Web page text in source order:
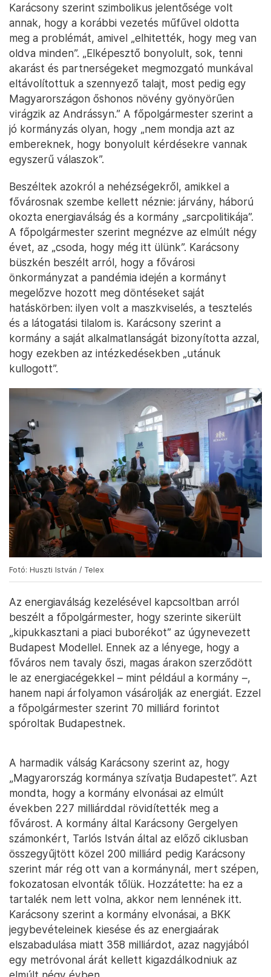
Karácsony szerint szimbolikus jelentősége volt
annak, hogy a korábbi vezetés műfűvel oldotta
meg a problémát, amivel „elhitették, hogy meg van
oldva minden”. „Elképesztő bonyolult, sok, tenni
akarást és partnerségeket megmozgató munkával
eltávolítottuk a szennyező talajt, most pedig egy
Magyarországon őshonos növény gyönyörűen
virágzik az Andrássyn.” A főpolgármester szerint a
jó kormányzás olyan, hogy „nem mondja azt az
embereknek, hogy bonyolult kérdésekre vannak
egyszerű válaszok”.
Beszéltek azokról a nehézségekről, amikkel a
fővárosnak szembe kellett néznie: járvány, háború
okozta energiaválság és a kormány „sarcpolitikája”.
A főpolgármester szerint megnézve az elmúlt négy
évet, az „csoda, hogy még itt ülünk”. Karácsony
büszkén beszélt arról, hogy a fővárosi
önkormányzat a pandémia idején a kormányt
megelőzve hozott meg döntéseket saját
hatáskörben: ilyen volt a maszkviselés, a tesztelés
és a látogatási tilalom is. Karácsony szerint a
kormány a saját alkalmatlanságát bizonyította azzal,
hogy ezekben az intézkedésekben „utánuk
kullogott”.
Fotó: Huszti István / Telex
Az energiaválság kezelésével kapcsoltban arról
beszélt a főpolgármester, hogy szerinte sikerült
„kipukkasztani a piaci buborékot” az úgynevezett
Budapest Modellel. Ennek az a lényege, hogy a
főváros nem tavaly őszi, magas árakon szerződött
le az energiacégekkel – mint például a kormány –,
hanem napi árfolyamon vásárolják az energiát. Ezzel
a főpolgármester szerint 70 milliárd forintot
spóroltak Budapestnek.
A harmadik válság Karácsony szerint az, hogy
„Magyarország kormánya szívatja Budapestet”. Azt
mondta, hogy a kormány elvonásai az elmúlt
években 227 milliárddal rövidítették meg a
fővárost. A kormány által Karácsony Gergelyen
számonkért, Tarlós István által az előző ciklusban
összegyűjtött közel 200 milliárd pedig Karácsony
szerint már rég ott van a kormánynál, mert szépen,
fokozatosan elvonták tőlük. Hozzátette: ha ez a
tartalék nem lett volna, akkor nem lennének itt.
Karácsony szerint a kormány elvonásai, a BKK
jegybevételeinek kiesése és az energiaárak
elszabadulása miatt 358 milliárdot, azaz nagyjából
egy metróvonal árát kellett kigazdálkodniuk az